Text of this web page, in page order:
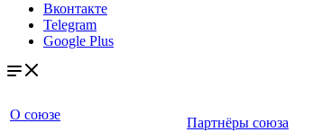
Вконтакте
Telegram
Google Plus
О союзе
Партнёры союза